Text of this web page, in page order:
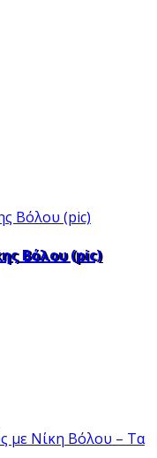
Βόλου (pic)